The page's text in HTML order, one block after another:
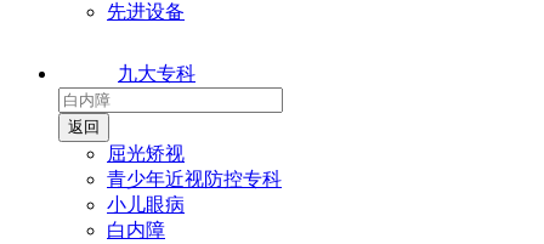
先进设备
九大专科
屈光矫视
青少年近视防控专科
小儿眼病
白内障